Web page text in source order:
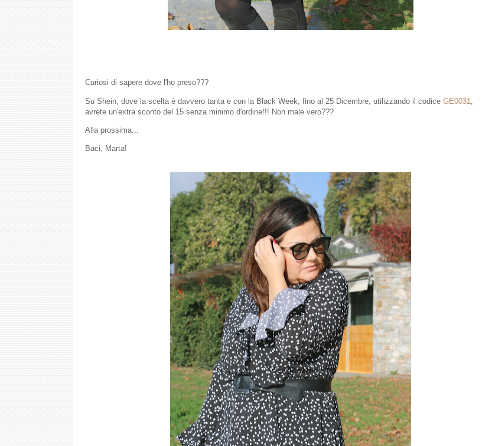
Curiosi di sapere dove l'ho preso???
Su Shein, dove la scelta è davvero tanta e con la Black Week, fino al 25 Dicembre, utilizzando il codice GE0031
avrete un'extra sconto del 15 senza minimo d'ordine!!! Non male vero???
Alla prossima...
Baci, Marta!